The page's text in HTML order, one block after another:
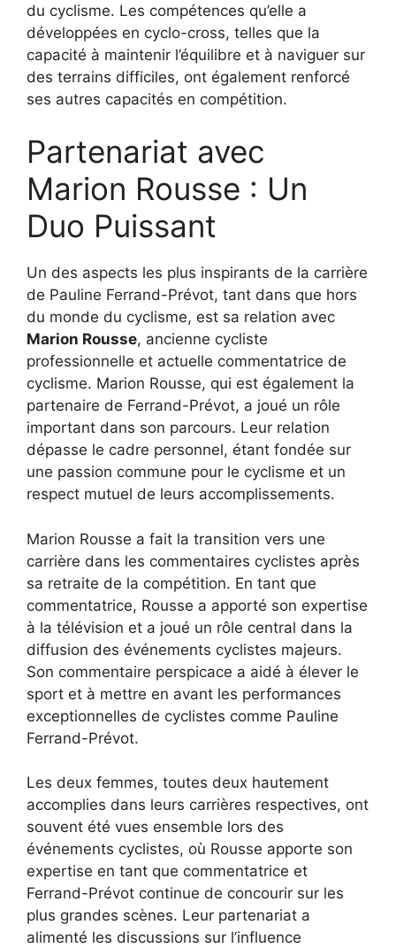
du cyclisme. Les compétences qu’elle a
développées en cyclo-cross, telles que la
capacité à maintenir l’équilibre et à naviguer sur
des terrains difficiles, ont également renforcé
ses autres capacités en compétition.
Partenariat avec
Marion Rousse : Un
Duo Puissant
Un des aspects les plus inspirants de la carrière
de Pauline Ferrand-Prévot, tant dans que hors
du monde du cyclisme, est sa relation avec
Marion Rousse, ancienne cycliste
professionnelle et actuelle commentatrice de
cyclisme. Marion Rousse, qui est également la
partenaire de Ferrand-Prévot, a joué un rôle
important dans son parcours. Leur relation
dépasse le cadre personnel, étant fondée sur
une passion commune pour le cyclisme et un
respect mutuel de leurs accomplissements.
Marion Rousse a fait la transition vers une
carrière dans les commentaires cyclistes après
sa retraite de la compétition. En tant que
commentatrice, Rousse a apporté son expertise
à la télévision et a joué un rôle central dans la
diffusion des événements cyclistes majeurs.
Son commentaire perspicace a aidé à élever le
sport et à mettre en avant les performances
exceptionnelles de cyclistes comme Pauline
Ferrand-Prévot.
Les deux femmes, toutes deux hautement
accomplies dans leurs carrières respectives, ont
souvent été vues ensemble lors des
événements cyclistes, où Rousse apporte son
expertise en tant que commentatrice et
Ferrand-Prévot continue de concourir sur les
plus grandes scènes. Leur partenariat a
alimenté les discussions sur l’influence